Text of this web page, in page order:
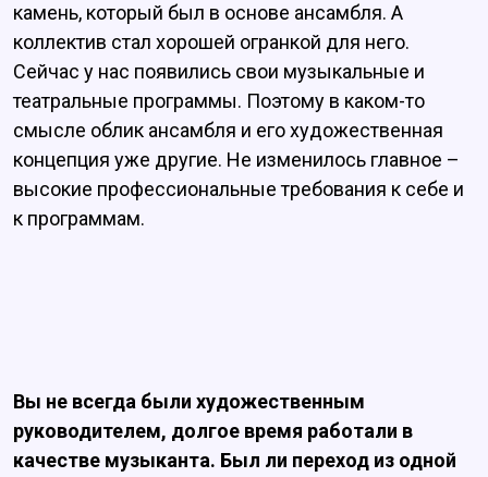
камень, который был в основе ансамбля. А
коллектив стал хорошей огранкой для него.
Сейчас у нас появились свои музыкальные и
театральные программы. Поэтому в каком-то
смысле облик ансамбля и его художественная
концепция уже другие. Не изменилось главное –
высокие профессиональные требования к себе и
к программам.
Вы не всегда были художественным
руководителем, долгое время работали в
качестве музыканта. Был ли переход из одной